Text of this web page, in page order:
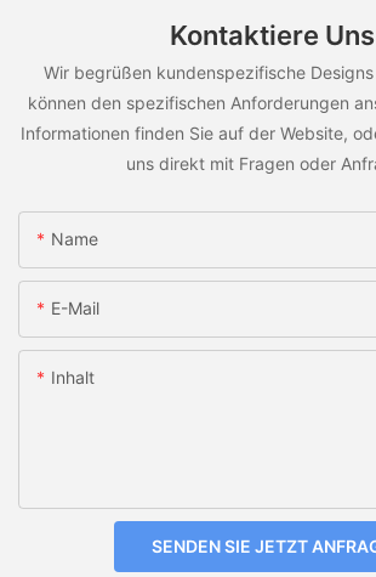
Kontaktiere Uns
Wir begrüßen kundenspezifische
können den spezifischen Anforderungen
Informationen finden Sie auf der Website,
uns direkt mit Fragen oder
Name
E-Mail
Inhalt
SENDEN SIE JETZT